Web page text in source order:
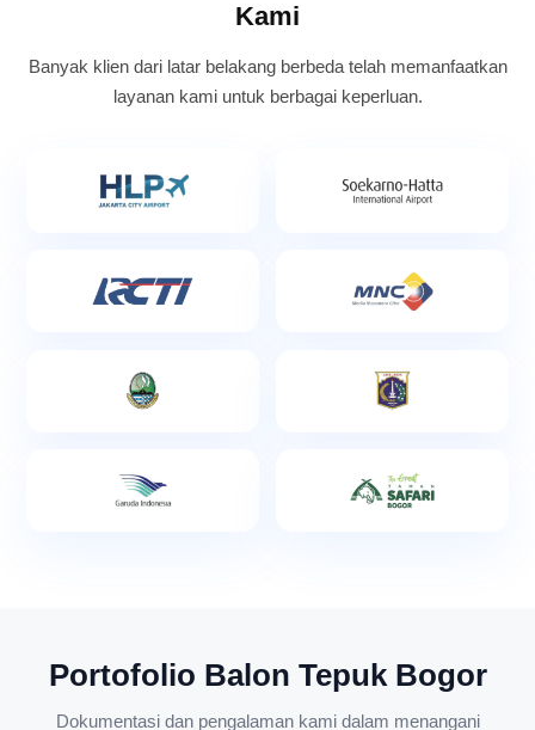
Kami
Banyak klien dari latar belakang berbeda telah memanfaatkan
layanan kami untuk berbagai keperluan.
Portofolio Balon Tepuk Bogor
Dokumentasi dan pengalaman kami dalam menangani